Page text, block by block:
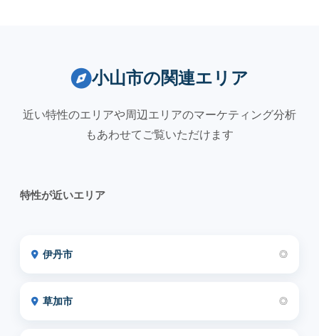
小山市の関連エリア
近い特性のエリアや周辺エリアのマーケティング分析
もあわせてご覧いただけます
特性が近いエリア
伊丹市 ◎
草加市 ◎